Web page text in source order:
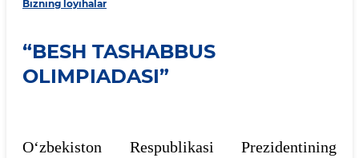
Bizning loyihalar
“BESH TASHABBUS
OLIMPIADASI”
O‘zbekiston Respublikasi Prezidentining